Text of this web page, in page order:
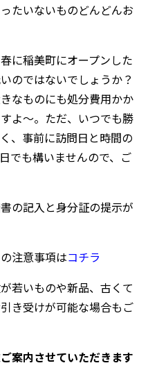
たいないものどんどんお
に稲美町にオープンした
のではないでしょうか？
なものにも処分費用かか
よ～。ただ、いつでも勝
、事前に訪問日と時間の
でも構いませんので、ご
の記入と身分証の提示が
注意事項はコチラ
若いものや新品、古くて
き受けが可能な場合もご
案内させていただきます